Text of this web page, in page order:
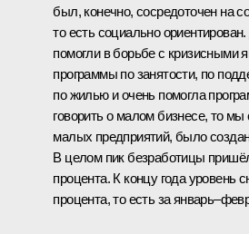
был, конечно, сосредоточен на
то есть социально
помогли в борьбе с кризисными
программы по занятости, по
по жилью и очень помогла
говорить о малом бизнесе, то
малых предприятий, было
В целом пик безработицы
процента. К концу года уровень
процента, то есть за